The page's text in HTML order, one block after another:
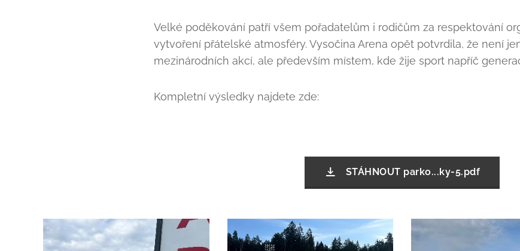
Velké poděkování patří všem pořadatelům i rodičům za respektování
vytvoření přátelské atmosféry. Vysočina Arena opět potvrdila, že není
mezinárodních akcí, ale především místem, kde žije sport napříč
Kompletní výsledky najdete zde:
STÁHNOUT parko...ky-5.pdf